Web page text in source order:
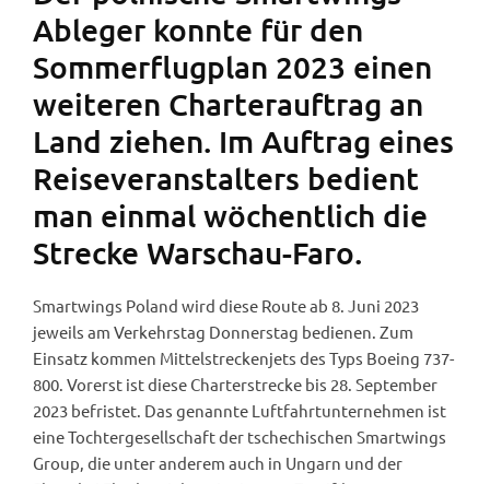
Ableger konnte für den
Sommerflugplan 2023 einen
weiteren Charterauftrag an
Land ziehen. Im Auftrag eines
Reiseveranstalters bedient
man einmal wöchentlich die
Strecke Warschau-Faro.
Smartwings Poland wird diese Route ab 8. Juni 2023
jeweils am Verkehrstag Donnerstag bedienen. Zum
Einsatz kommen Mittelstreckenjets des Typs Boeing 737-
800. Vorerst ist diese Charterstrecke bis 28. September
2023 befristet. Das genannte Luftfahrtunternehmen ist
eine Tochtergesellschaft der tschechischen Smartwings
Group, die unter anderem auch in Ungarn und der